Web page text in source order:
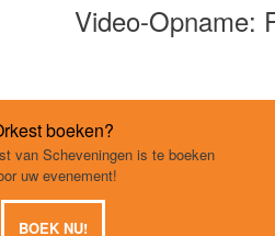
Video-Opname:
boeken?
van Scheveningen is te boeken
uw evenement!
BOEK NU!